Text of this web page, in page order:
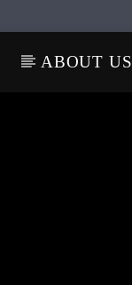
ABOUT US